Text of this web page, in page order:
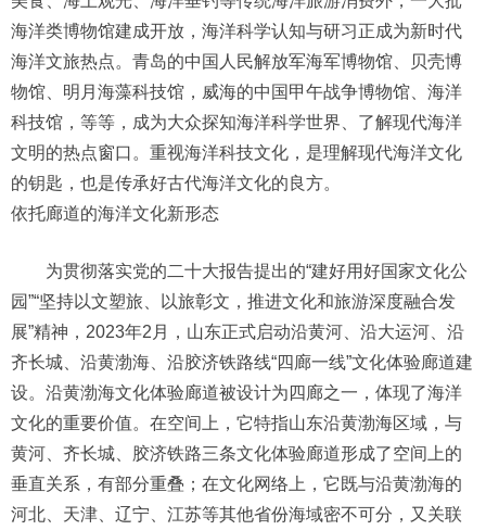
海洋类博物馆建成开放，海洋科学认知与研习正成为新时代
海洋文旅热点。青岛的中国人民解放军海军博物馆、贝壳博
物馆、明月海藻科技馆，威海的中国甲午战争博物馆、海洋
科技馆，等等，成为大众探知海洋科学世界、了解现代海洋
文明的热点窗口。重视海洋科技文化，是理解现代海洋文化
的钥匙，也是传承好古代海洋文化的良方。
依托廊道的海洋文化新形态
为贯彻落实党的二十大报告提出的“建好用好国家文化公
园”“坚持以文塑旅、以旅彰文，推进文化和旅游深度融合发
展”精神，2023年2月，山东正式启动沿黄河、沿大运河、沿
齐长城、沿黄渤海、沿胶济铁路线“四廊一线”文化体验廊道建
设。沿黄渤海文化体验廊道被设计为四廊之一，体现了海洋
文化的重要价值。在空间上，它特指山东沿黄渤海区域，与
黄河、齐长城、胶济铁路三条文化体验廊道形成了空间上的
垂直关系，有部分重叠；在文化网络上，它既与沿黄渤海的
河北、天津、辽宁、江苏等其他省份海域密不可分，又关联